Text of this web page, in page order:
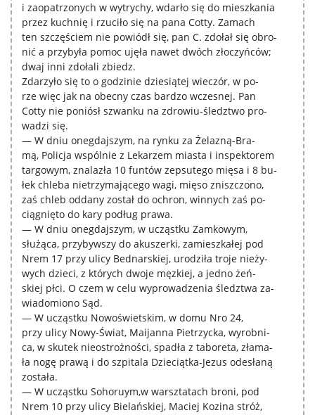
i zaopatrzonych w wytrychy, wdarło się do mieszkania
przez kuchnię i rzuciło się na pana Cotty. Zamach
ten szczęściem nie powiódł się, pan C. zdołał się obro-
nić a przybyła pomoc ujęła nawet dwóch złoczyńców;
dwaj inni zdołali zbiedz.
Zdarzyło się to o godzinie dziesiątej wieczór, w po-
rze więc jak na obecny czas bardzo wczesnej. Pan
Cotty nie poniósł szwanku na zdrowiu-śledztwo pro-
wadzi się.
— W dniu onegdajszym, na rynku za Żelazną-Bra-
mą, Policja wspólnie z Lekarzem miasta i inspektorem
targowym, znalazła 10 funtów zepsutego mięsa i 8 bu-
łek chleba nietrzymającego wagi, mięso zniszczono,
zaś chleb oddany został do ochron, winnych zaś po-
ciągnięto do kary podług prawa.
— W dniu onegdajszym, w ucząstku Zamkowym,
służąca, przybywszy do akuszerki, zamieszkałej pod
Nrem 17 przy ulicy Bednarskiej, urodziła troje nieży-
wych dzieci, z których dwoje męzkiej, a jedno żeń-
skiej płci. O czem w celu wyprowadzenia śledztwa za-
wiadomiono Sąd.
— W ucząstku Nowoświetskim, w domu Nro 24,
przy ulicy Nowy-Świat, Maijanna Pietrzycka, wyrobni-
ca, w skutek nieostrożności, spadła z taboreta, złama-
ła nogę prawą i do szpitala Dzieciątka-Jezus odesłaną
została.
— W ucząstku Sohoruym,w warsztatach broni, pod
Nrem 10 przy ulicy Bielańskiej, Maciej Kozina stróż,